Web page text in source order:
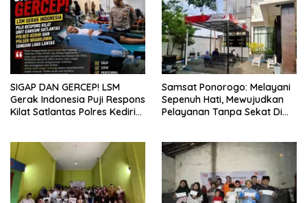
SIGAP DAN GERCEP! LSM
Gerak Indonesia Puji Respons
Kilat Satlantas Polres Kediri
Samsat Ponorogo: Melayani
Sepenuh Hati, Mewujudkan
Pelayanan Tanpa Sekat Di